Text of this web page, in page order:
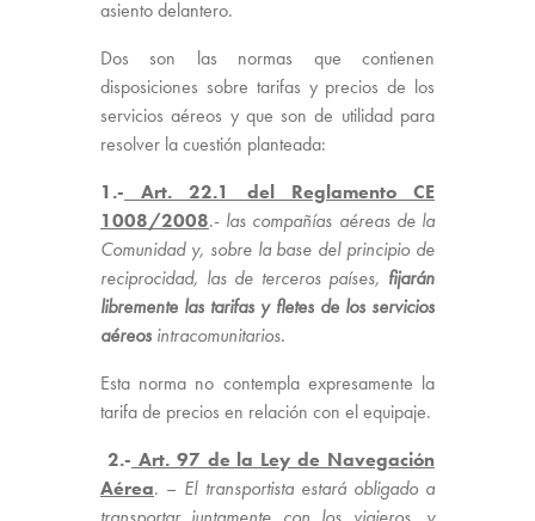
asiento delantero.
Dos son las normas que contienen
disposiciones sobre tarifas y precios de los
servicios aéreos y que son de utilidad para
resolver la cuestión planteada:
1.- Art. 22.1 del Reglamento CE
1008/2008.- las compañías aéreas de la
Comunidad y, sobre la base del principio de
reciprocidad, las de terceros países, fijarán
libremente las tarifas y fletes de los servicios
aéreos intracomunitarios.
Esta norma no contempla expresamente la
tarifa de precios en relación con el equipaje.
2.- Art. 97 de la Ley de Navegación
Aérea. – El transportista estará obligado a